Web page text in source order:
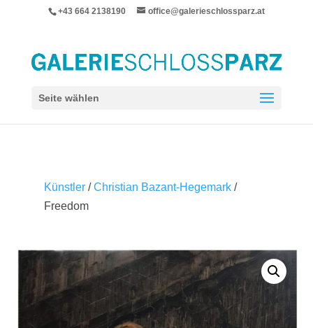
+43 664 2138190 office@galerieschlossparz.at
Seite wählen
Künstler/Christian Bazant-Hegemark/
Freedom